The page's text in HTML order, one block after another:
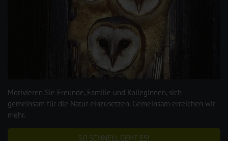
Motivieren Sie Freunde, Familie und Kolleginnen, sich
gemeinsam für die Natur einzusetzen. Gemeinsam erreichen wir
mehr.
SO SCHNELL GEHT ES!